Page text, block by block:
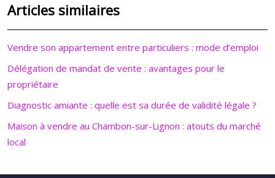
Articles similaires
Vendre son appartement entre particuliers : mode d’emploi
Délégation de mandat de vente : avantages pour le
propriétaire
Diagnostic amiante : quelle est sa durée de validité légale ?
Maison à vendre au Chambon-sur-Lignon : atouts du marché
local